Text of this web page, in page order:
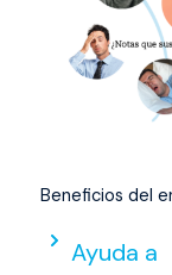
Beneficios del
Ayuda a